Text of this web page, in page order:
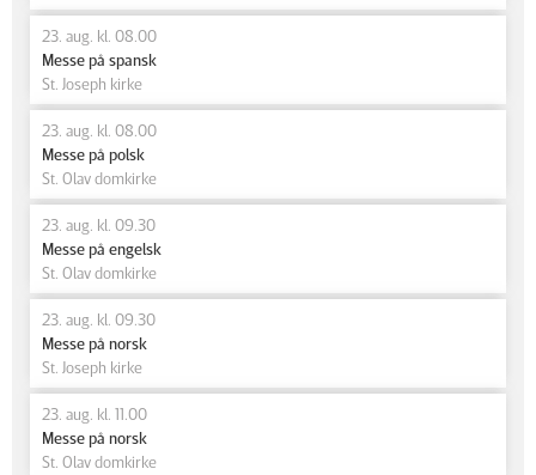
23. aug. kl. 08.00
Messe på spansk
St. Joseph kirke
23. aug. kl. 08.00
Messe på polsk
St. Olav domkirke
23. aug. kl. 09.30
Messe på engelsk
St. Olav domkirke
23. aug. kl. 09.30
Messe på norsk
St. Joseph kirke
23. aug. kl. 11.00
Messe på norsk
St. Olav domkirke